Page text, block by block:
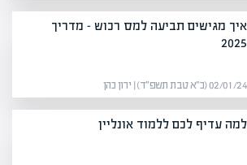
איך מגישים תביעה למס רכוש – מדריך
2025
02/01/24 (כ״א טבת תשפ״ד) | ירון כהן
למה עדיף לכם ללמוד אונליין